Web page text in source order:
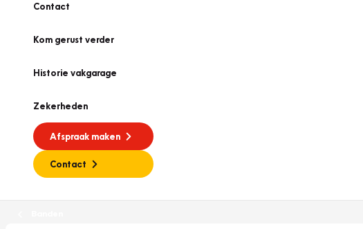
Contact
Kom gerust verder
Historie vakgarage
Zekerheden
Afspraak maken
Contact